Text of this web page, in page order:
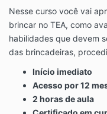
Nesse curso você vai
brincar no TEA, como
habilidades que devem
das brincadeiras,
Início imediato
Acesso por 12
2 horas de aula